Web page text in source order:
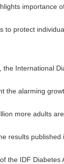
importance
to protect
the International
the alarming
more adults
results published
the IDF Diabetes